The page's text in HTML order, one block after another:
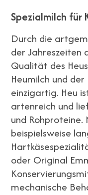
Spezialmilch für
Durch die
der Jahreszeiten
Qualität des
Heumilch und
einzigartig. Heu
artenreich und
und Rohproteine.
beispielsweise
oder Original
mechanische